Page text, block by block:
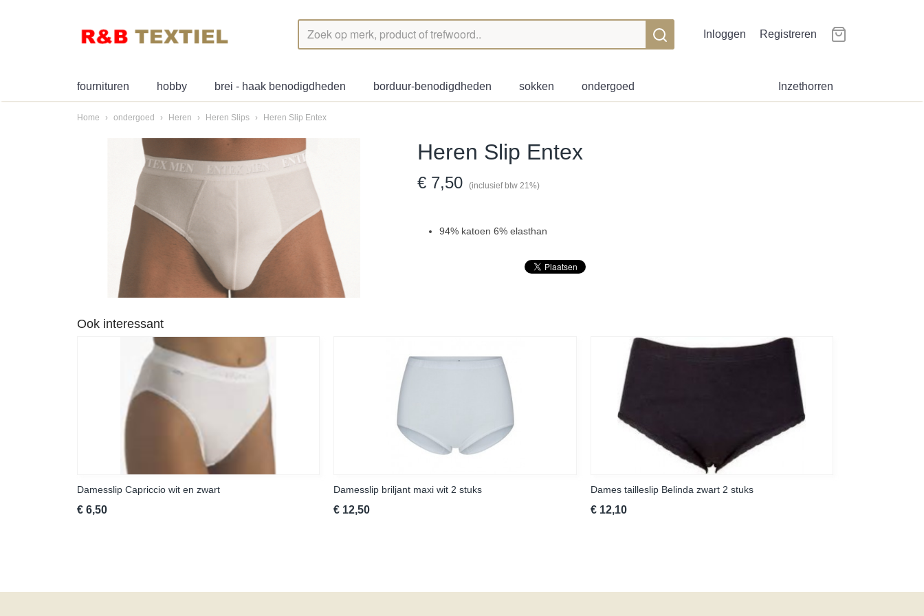
Inloggen Registreren
Inzethorren
fournituren hobby brei - haak benodigdheden borduur-benodigdheden sokken ondergoed
Home › ondergoed › Heren › Heren Slips › Heren Slip Entex
Heren Slip Entex
€ 7,50 (inclusief btw 21%)
94% katoen 6% elasthan
Ook interessant
Damesslip Capriccio wit en zwart
€ 6,50
Damesslip briljant maxi wit 2 stuks
€ 12,50
Dames tailleslip Belinda zwart 2 stuks
€ 12,10